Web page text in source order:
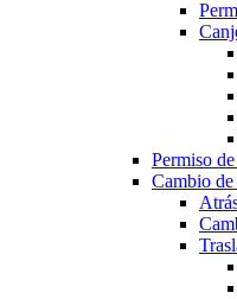
Permiso
Cambio